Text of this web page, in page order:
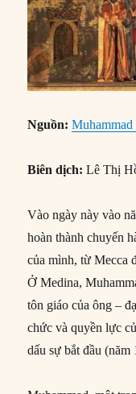
Nguồn: Muhammad
Biên dịch: Lê Thị
Vào ngày này vào
hoàn thành chuyến
của mình, từ Mecca
Ở Medina,
tôn giáo của ông –
chức và quyền lực
dấu sự bắt đầu